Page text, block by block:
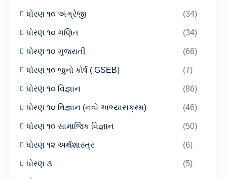
ધોરણ ૧૦ અંગ્રેજી (34)
ધોરણ ૧૦ ગણિત (34)
ધોરણ ૧૦ ગુજરાતી (66)
ધોરણ ૧૦ જુનો કોર્ષ ( GSEB) (7)
ધોરણ ૧૦ વિજ્ઞાન (86)
ધોરણ ૧૦ વિજ્ઞાન (નવો અભ્યાસક્રમ) (46)
ધોરણ ૧૦ સામાજિક વિજ્ઞાન (50)
ધોરણ ૧૨ અર્થશાસ્ત્ર (6)
ધોરણ ૩ (5)